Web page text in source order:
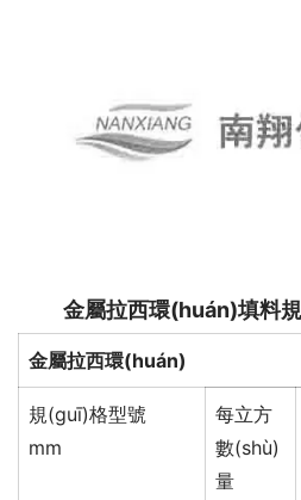
金屬拉西環(huán)填料
金屬拉西環(huán)
規(guī)格型號
mm
每立方
數(shù)
量